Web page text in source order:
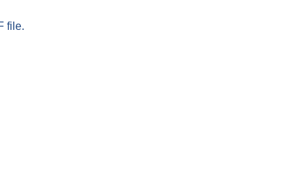
file.